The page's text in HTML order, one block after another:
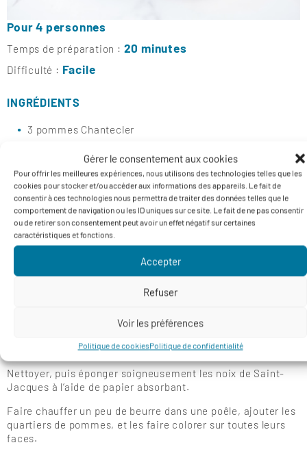
Gérer le consentement aux cookies
Pour offrir les meilleures expériences, nous utilisons des technologies telles que les
cookies pour stocker et/ou accéder aux informations des appareils. Le fait de
consentir à ces technologies nous permettra de traiter des données telles que le
comportement de navigation ou les ID uniques sur ce site. Le fait de ne pas consentir
ou de retirer son consentement peut avoir un effet négatif sur certaines
caractéristiques et fonctions.
Accepter
Refuser
Voir les préférences
Politique de cookiesPolitique de confidentialité
Pour 4 personnes
Temps de préparation : 20 minutes
Difficulté : Facile
INGRÉDIENTS
3 pommes Chantecler
30 cl de cidre brut
30 g de beurre salé
4 cuillerées à soupe de crème fraîche
Sel et poivre du moulin
Nettoyer, puis éponger soigneusement les noix de Saint-
Jacques à l’aide de papier absorbant.
Faire chauffer un peu de beurre dans une poêle, ajouter les
quartiers de pommes, et les faire colorer sur toutes leurs
faces.